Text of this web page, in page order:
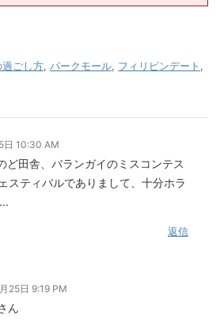
過ごし方, パークモール, フィリピンデート ,
日 10:30 AM
ど田舎、バランガイのミスコンテス
スティバルでありまして、十分ホラ
返信
25日 9:19 PM
ん